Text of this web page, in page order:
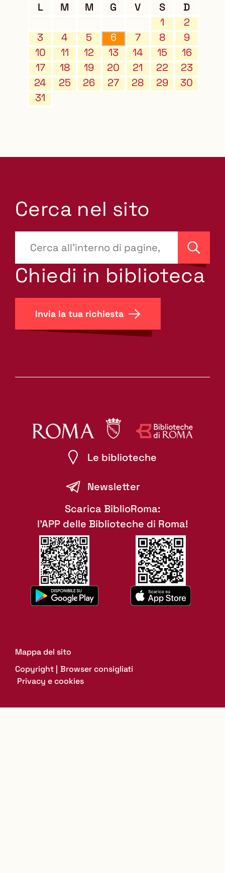
L
M M G V S
D
1
2
3
4 5 6 7 8
9
10
11 12 13 14 15
16
17
18 19 20 21 22
23
24
25 26 27 28 29
30
31
Cerca nel sito
site-
search.label???
Cerca
Chiedi in biblioteca
Invia la tua richiesta
Le biblioteche
Newsletter
Scarica BiblioRoma:
l'APP delle Biblioteche di Roma!
Mappa del sito
Copyright
Browser consigliati
Privacy e cookies